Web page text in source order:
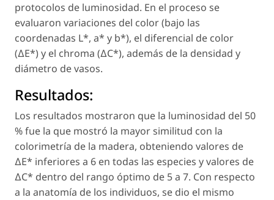
protocolos de luminosidad. En el proceso se
evaluaron variaciones del color (bajo las
coordenadas L*, a* y b*), el diferencial de color
(∆E*) y el chroma (∆C*), además de la densidad y
diámetro de vasos.
Resultados:
Los resultados mostraron que la luminosidad del 50
% fue la que mostró la mayor similitud con la
colorimetría de la madera, obteniendo valores de
∆E* inferiores a 6 en todas las especies y valores de
∆C* dentro del rango óptimo de 5 a 7. Con respecto
a la anatomía de los individuos, se dio el mismo